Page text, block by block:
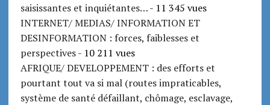
saisissantes et inquiétantes…- 11 345 vues
INTERNET/ MEDIAS/ INFORMATION ET
DESINFORMATION : forces, faiblesses et
perspectives- 10 211 vues
AFRIQUE/ DEVELOPPEMENT : des efforts et
pourtant tout va si mal (routes impraticables,
système de santé défaillant, chômage, esclavage,